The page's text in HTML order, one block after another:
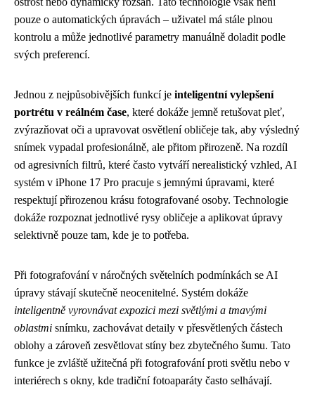
pouze o automatických úpravách – uživatel má stále plnou
kontrolu a může jednotlivé parametry manuálně doladit podle
svých preferencí.
Jednou z nejpůsobivějších funkcí je inteligentní vylepšení
portrétu v reálném čase, které dokáže jemně retušovat pleť,
zvýrazňovat oči a upravovat osvětlení obličeje tak, aby výsledný
snímek vypadal profesionálně, ale přitom přirozeně. Na rozdíl
od agresivních filtrů, které často vytváří nerealistický vzhled, AI
systém v iPhone 17 Pro pracuje s jemnými úpravami, které
respektují přirozenou krásu fotografované osoby. Technologie
dokáže rozpoznat jednotlivé rysy obličeje a aplikovat úpravy
selektivně pouze tam, kde je to potřeba.
Při fotografování v náročných světelních podmínkách se AI
úpravy stávají skutečně neocenitelné. Systém dokáže
inteligentně vyrovnávat expozici mezi světlými a tmavými
oblastmi snímku, zachovávat detaily v přesvětlených částech
oblohy a zároveň zesvětlovat stíny bez zbytečného šumu. Tato
funkce je zvláště užitečná při fotografování proti světlu nebo v
interiérech s okny, kde tradiční fotoaparáty často selhávají.